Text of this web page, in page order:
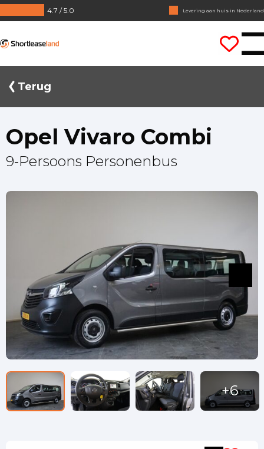
4.7 / 5.0
Geen jaarcijfers nodig
Direct rijden
Terug
Opel Vivaro Combi
9-Persoons Personenbus